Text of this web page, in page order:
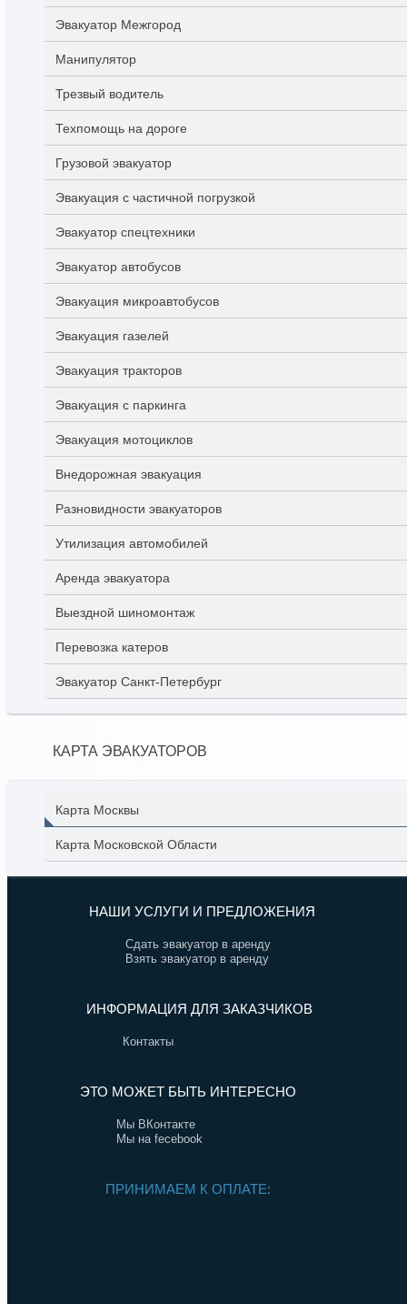
Эвакуатор Межгород
Манипулятор
Трезвый водитель
Техпомощь на дороге
Грузовой эвакуатор
Эвакуация с частичной погрузкой
Эвакуатор спецтехники
Эвакуатор автобусов
Эвакуация микроавтобусов
Эвакуация газелей
Эвакуация тракторов
Эвакуация с паркинга
Эвакуация мотоциклов
Внедорожная эвакуация
Разновидности эвакуаторов
Утилизация автомобилей
Аренда эвакуатора
Выездной шиномонтаж
Перевозка катеров
Эвакуатор Санкт-Петербург
КАРТА ЭВАКУАТОРОВ
Карта Москвы
Карта Московской Области
НАШИ УСЛУГИ И ПРЕДЛОЖЕНИЯ
Сдать эвакуатор в аренду
Взять эвакуатор в аренду
ИНФОРМАЦИЯ ДЛЯ ЗАКАЗЧИКОВ
Контакты
ЭТО МОЖЕТ БЫТЬ ИНТЕРЕСНО
Мы ВКонтакте
Мы на fecebook
ПРИНИМАЕМ К ОПЛАТЕ: